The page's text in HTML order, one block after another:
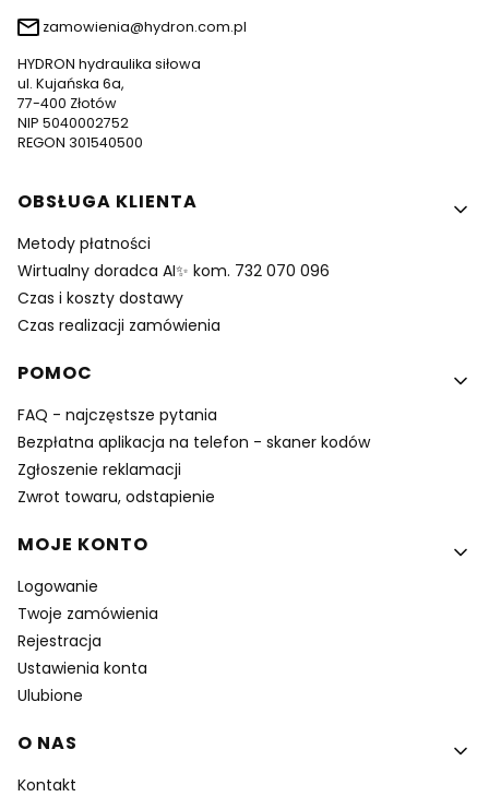
zamowienia@hydron.com.pl
HYDRON hydraulika siłowa
ul. Kujańska 6a,
77-400 Złotów
NIP 5040002752
REGON 301540500
Linki w stopce
OBSŁUGA KLIENTA
Metody płatności
Wirtualny doradca AI✨ kom. 732 070 096
Czas i koszty dostawy
Czas realizacji zamówienia
POMOC
FAQ - najczęstsze pytania
Bezpłatna aplikacja na telefon - skaner kodów
Zgłoszenie reklamacji
Zwrot towaru, odstapienie
MOJE KONTO
Logowanie
Twoje zamówienia
Rejestracja
Ustawienia konta
Ulubione
O NAS
Kontakt